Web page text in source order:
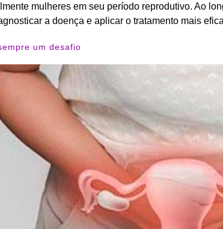
mulheres em seu período reprodutivo. Ao
a doença e aplicar o tratamento mais
um desafio